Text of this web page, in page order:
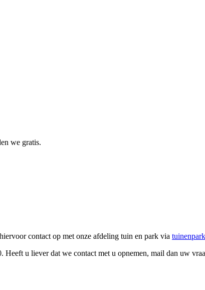
we gratis.
contact op met onze afdeling tuin en park via
u liever dat we contact met u opnemen, mail dan uw